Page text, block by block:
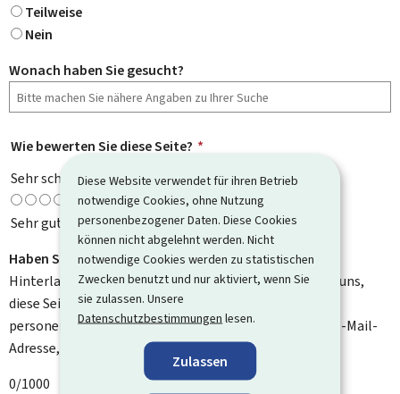
Diese Website verwendet für ihren Betrieb
notwendige Cookies, ohne Nutzung
personenbezogener Daten. Diese Cookies
können nicht abgelehnt werden. Nicht
notwendige Cookies werden zu statistischen
Zwecken benutzt und nur aktiviert, wenn Sie
sie zulassen. Unsere
Datenschutzbestimmungen lesen.
Zulassen
Teilweise
Nein
Wonach haben Sie gesucht?
Wie bewerten Sie diese Seite? *
Sehr schlecht
Sehr gut
Haben Sie Verbesserungsvorschläge?
Hinterlassen Sie uns einen Kommentar und helfen Sie uns,
diese Seite zu verbessern. Bitte geben Sie keine
personenbezogenen Daten an, wie zum Beispiel Ihre E-Mail-
Adresse, Ihren Namen oder Ihre Telefonnummer.
0/1000